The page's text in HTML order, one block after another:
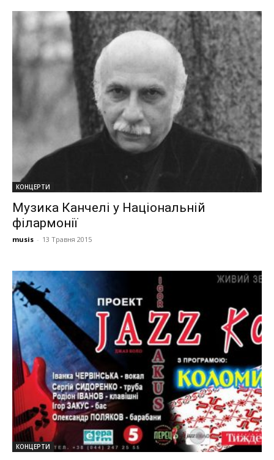
КОНЦЕРТИ
Музика Канчелі у Національній
філармонії
musis - 13 Травня 2015
КОНЦЕРТИ